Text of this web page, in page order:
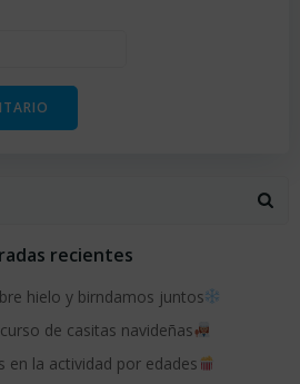
recientes
hielo y birndamos juntos
de casitas navideñas
en la actividad por edades